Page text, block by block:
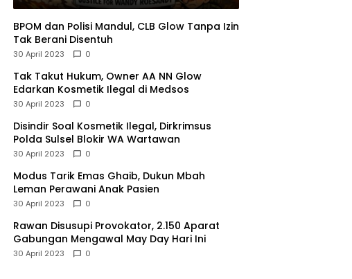
BPOM dan Polisi Mandul, CLB Glow Tanpa Izin
Tak Berani Disentuh
30 April 2023 0
Tak Takut Hukum, Owner AA NN Glow
Edarkan Kosmetik Ilegal di Medsos
30 April 2023 0
Disindir Soal Kosmetik Ilegal, Dirkrimsus
Polda Sulsel Blokir WA Wartawan
30 April 2023 0
Modus Tarik Emas Ghaib, Dukun Mbah
Leman Perawani Anak Pasien
30 April 2023 0
Rawan Disusupi Provokator, 2.150 Aparat
Gabungan Mengawal May Day Hari Ini
30 April 2023 0